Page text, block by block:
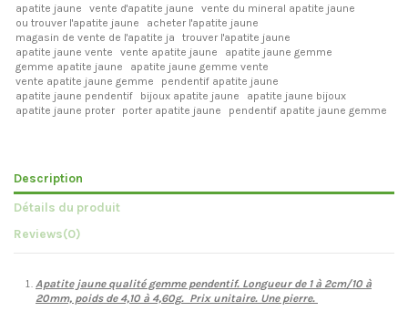
apatite jaune vente d'apatite jaune
vente du mineral apatite jaune
ou trouver l'apatite jaune
acheter l'apatite jaune
magasin de vente de l'apatite ja
trouver l'apatite jaune
apatite jaune vente
vente apatite jaune
apatite jaune gemme
gemme apatite jaune
apatite jaune gemme vente
vente apatite jaune gemme
pendentif apatite jaune
apatite jaune pendentif
bijoux apatite jaune
apatite jaune bijoux
apatite jaune proter
porter apatite jaune pendentif apatite jaune gemme
Description
Détails du produit
Reviews(0)
Apatite jaune qualité gemme pendentif. Longueur de 1 à 2cm/10 à
20mm, poids de 4,10 à 4,60g. Prix unitaire. Une pierre.